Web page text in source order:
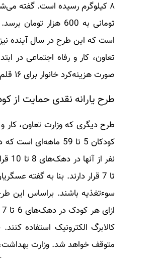
تومانی به 600
صورت هزینه‌کرد خانوار برای ۱۶ قلم کالای اعلامی به تدریج در سبد خانوار و یارانه آنها اضافه می‌شود.
طرح یارانه نقدی حمایت از کودکان 5 تا
طرح دیگری که وزارت تعاون،
کالابرگ الکترونیک استفاده
متوقف خواهد شد. وزارت